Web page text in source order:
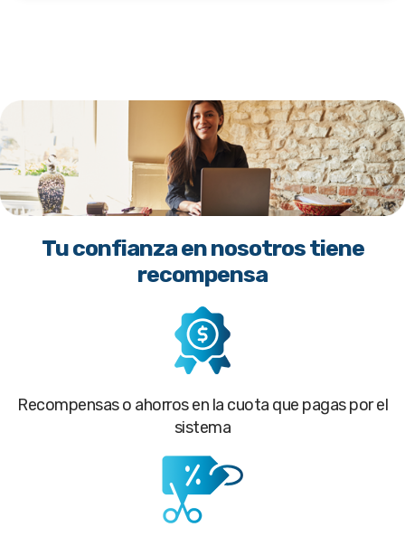
Tu confianza en nosotros tiene
recompensa
Recompensas o ahorros en la cuota que pagas por el
sistema